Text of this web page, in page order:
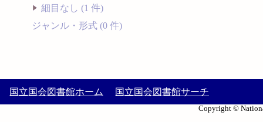
細目なし (1 件)
ジャンル・形式 (0 件)
国立国会図書館ホーム 国立国会図書館サーチ
Copyright ©